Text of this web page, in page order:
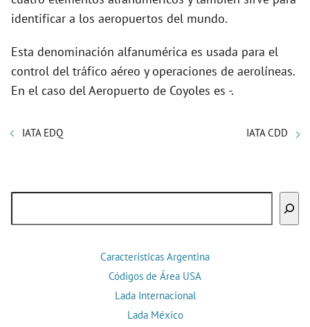
identificar a los aeropuertos del mundo.
Esta denominación alfanumérica es usada para el
control del tráfico aéreo y operaciones de aerolíneas.
En el caso del Aeropuerto de Coyoles es -.
IATA EDQ IATA CDD
Características Argentina
Códigos de Área USA
Lada Internacional
Lada México